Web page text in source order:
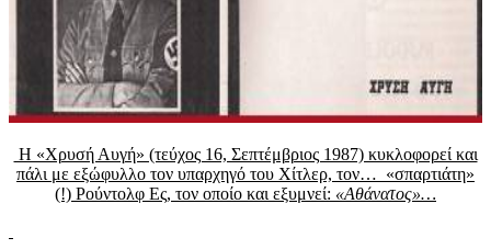
Η «Χρυσή Αυγή» (τεύχος 16, Σεπτέμβριος 1987) κυκλοφορεί και
πάλι με εξώφυλλο τον υπαρχηγό του Χίτλερ, τον… «σπαρτιάτη»
(!) Ρούντολφ Ες, τον οποίο και εξυμνεί: «Αθάνατος»…